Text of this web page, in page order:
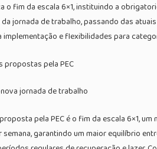
o fim da escala 6×1, instituindo a
jornada de trabalho, passando das
implementação e flexibilidades para
propostas pela PEC
jornada de trabalho
pela PEC é o fim da escala 6×1,
garantindo um maior equilíbrio